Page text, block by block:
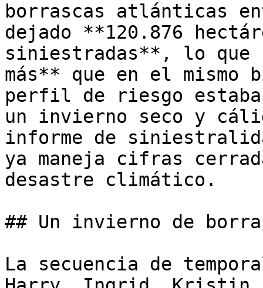
borrascas atlánticas
dejado **120.876
siniestradas**, lo que
más** que en el mismo
perfil de riesgo estaba
un invierno seco y
informe de
ya maneja cifras
desastre climático.
## Un invierno de
La secuencia de